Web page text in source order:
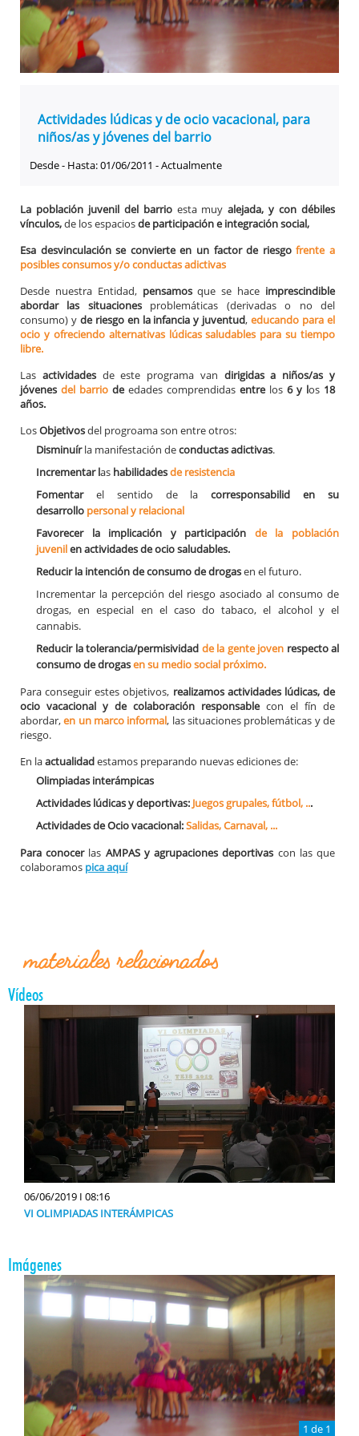
Actividades lúdicas y de ocio vacacional, para
niños/as y jóvenes del barrio
Desde - Hasta: 01/06/2011 - Actualmente
La población juvenil del barrio esta muyalejada, y con débiles
vínculos,de los espaciosde participación e integración social,
Esa desvinculación se convierte en un factor de riesgo frente a
posibles consumos y/o conductas adictivas
Desde nuestra Entidad, pensamosque se hace imprescindible
abordar las situacionesproblemáticas (derivadas o no del
consumo) y de riesgo en la infancia y juventud,educando para el
ocio y ofreciendo alternativas lúdicas saludables para su tiempo
libre.
Las actividadesde este programa van dirigidas a niños/as y
jóvenes del barrio deedades comprendidas entrelos 6 y los 18
años.
LosObjetivosdel progroama son entre otros:
Disminuírla manifestación deconductas adictivas.
Incrementar las habilidadesde resistencia
Fomentarel sentido de lacorresponsabilid en su
desarrollo personal y relacional
Favorecer la implicación y participación
de la población
juvenilen actividades de ocio saludables.
Reducir la intención de consumo de drogasen el futuro.
Incrementar la percepción del riesgo asociado al consumo de
drogas, en especial en el caso do tabaco, el alcohol y el
cannabis.
Reducir la tolerancia/permisividad de la gente joven respecto al
consumo de drogasen su medio social próximo.
Para conseguir estes objetivos, realizamos actividades lúdicas, de
ocio vacacional y de colaboración responsable con el fín de
abordar,en un marco informal, las situaciones problemáticas y de
riesgo.
En laactualidadestamos preparando nuevas ediciones de:
Olimpiadas interámpicas
Actividades lúdicas y deportivas: Juegos grupales, fútbol, ...
Actividades de Ocio vacacional:Salidas, Carnaval, ...
Para conocerlas AMPAS y agrupaciones deportivas con las que
colaboramos pica aquí
materiales relacionados
Vídeos
06/06/2019 I 08:16
VI OLIMPIADAS INTERÁMPICAS
Imágenes
1 de 1